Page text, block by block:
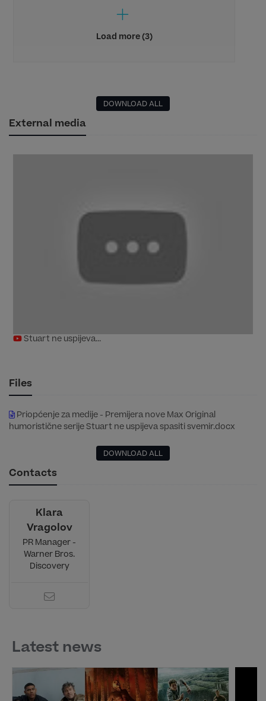
Load more (3)
DOWNLOAD ALL
External media
Stuart ne uspijeva...
Files
Priopćenje za medije - Premijera nove Max Original
humoristične serije Stuart ne uspijeva spasiti svemir.docx
DOWNLOAD ALL
Contacts
Klara
Vragolov
PR Manager -
Warner Bros.
Discovery
Latest news